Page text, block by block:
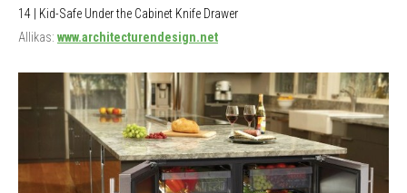
14 | Kid-Safe Under the Cabinet Knife Drawer
Allikas: www.architecturendesign.net